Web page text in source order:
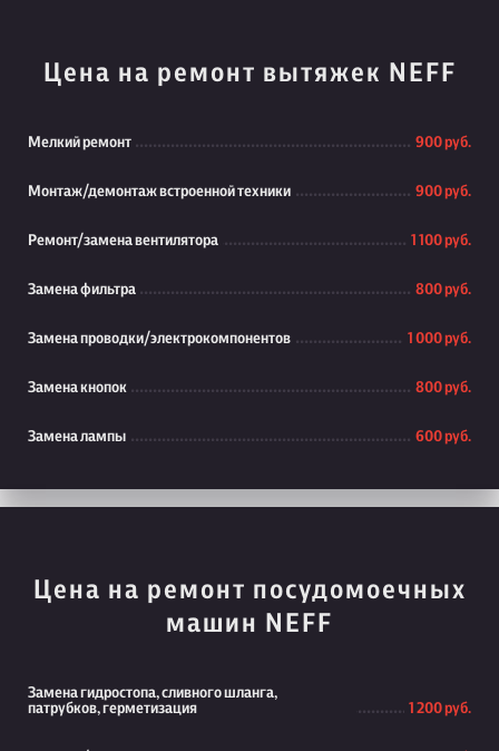
Цена на ремонт вытяжек NEFF
Мелкий ремонт 900 руб.
Монтаж/демонтаж встроенной техники 900 руб.
Ремонт/замена вентилятора 1 100 руб.
Замена фильтра 800 руб.
Замена проводки/электрокомпонентов 1 000 руб.
Замена кнопок 800 руб.
Замена лампы 600 руб.
Цена на ремонт посудомоечных
машин NEFF
Замена гидростопа, сливного шланга,
патрубков, герметизация
1 200 руб.